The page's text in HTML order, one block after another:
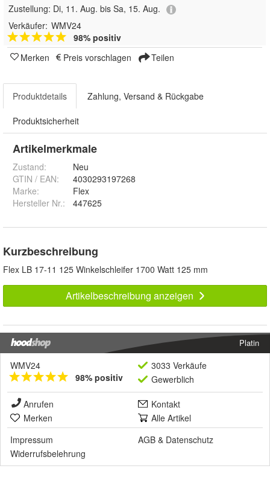
Zustellung: Di, 11. Aug. bis Sa, 15. Aug.
Verkäufer: WMV24
98% positiv
Merken
Preis vorschlagen Teilen
Produktdetails Zahlung, Versand & Rückgabe
Produktsicherheit
Artikelmerkmale
Zustand:
Neu
GTIN / EAN:
4030293197268
Marke:
Flex
Hersteller Nr.:
447625
Kurzbeschreibung
Flex LB 17-11 125 Winkelschleifer 1700 Watt 125 mm
Artikelbeschreibung anzeigen
Platin
WMV24
98% positiv
3033 Verkäufe
Gewerblich
Anrufen
Kontakt
Merken
Alle Artikel
Impressum
AGB & Datenschutz
Widerrufsbelehrung